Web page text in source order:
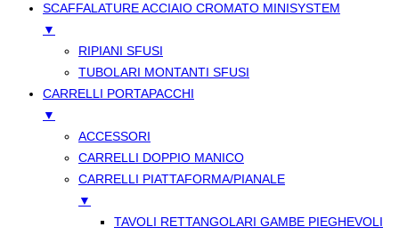
SCAFFALATURE ACCIAIO CROMATO MINISYSTEM
▼
RIPIANI SFUSI
TUBOLARI MONTANTI SFUSI
CARRELLI PORTAPACCHI
▼
ACCESSORI
CARRELLI DOPPIO MANICO
CARRELLI PIATTAFORMA/PIANALE
▼
TAVOLI RETTANGOLARI GAMBE PIEGHEVOLI